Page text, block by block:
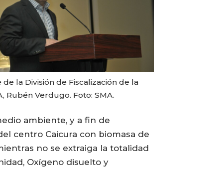
de la División de Fiscalización de la
Rubén Verdugo. Foto: SMA.
ambiente, y a fin de
centro Caicura con biomasa de
no se extraiga la totalidad
Oxígeno disuelto y